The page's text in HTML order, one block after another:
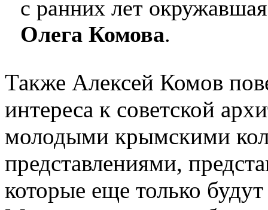
с ранних лет
Олега Комова.
Также Алексей Комов
интереса к советской
молодыми крымскими
представлениями,
которые еще только будут